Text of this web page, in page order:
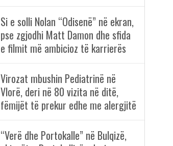
Si e solli Nolan “Odisenë” në ekran,
pse zgjodhi Matt Damon dhe sfida
e filmit më ambicioz të karrierës
Virozat mbushin Pediatrinë në
Vlorë, deri në 80 vizita në ditë,
fëmijët të prekur edhe me alergjitë
“Verë dhe Portokalle” në Bulqizë,